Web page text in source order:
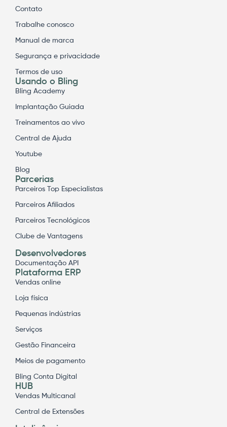
Contato
Trabalhe conosco
Manual de marca
Segurança e privacidade
Termos de uso
Usando o Bling
Bling Academy
Implantação Guiada
Treinamentos ao vivo
Central de Ajuda
Youtube
Blog
Parcerias
Parceiros Top Especialistas
Parceiros Afiliados
Parceiros Tecnológicos
Clube de Vantagens
Desenvolvedores
Documentação API
Plataforma ERP
Vendas online
Loja física
Pequenas indústrias
Serviços
Gestão Financeira
Meios de pagamento
Bling Conta Digital
HUB
Vendas Multicanal
Central de Extensões